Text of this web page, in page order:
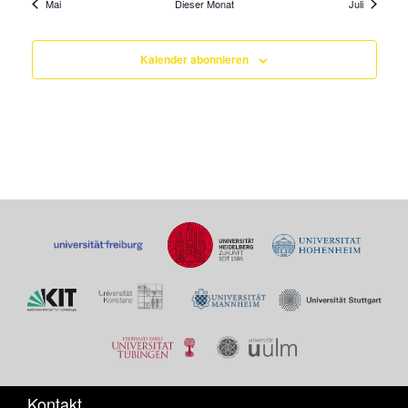
Mai Dieser Monat Juli
Kalender abonnieren